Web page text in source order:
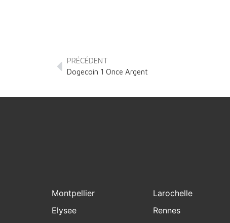
PRÉCÉDENT
Dogecoin 1 Once Argent
Montpellier
Elysee
Larochelle
Rennes